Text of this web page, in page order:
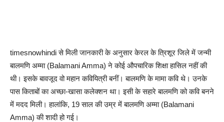
timesnowhindi से मिली जानकारी के अनुसार केरल के त्रिशूर जिले में जन्मी
बालमणि अम्मा (Balamani Amma) ने कोई औपचारिक शिक्षा हासिल नहीं की
थी। इसके बावजूद वो महान कवियित्री बनीं। बालमणि के मामा कवि थे। उनके
पास किताबों का अच्छा-खासा कलेक्शन था। इसी के सहारे बालमणि को कवि बनने
में मदद मिली। हालांकि, 19 साल की उम्र में बालमणि अम्मा (Balamani
Amma) की शादी हो गई।